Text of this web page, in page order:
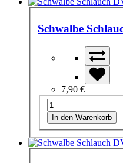
Schwalbe
7,90 €